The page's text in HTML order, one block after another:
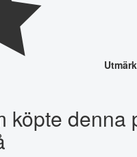
köpte denna